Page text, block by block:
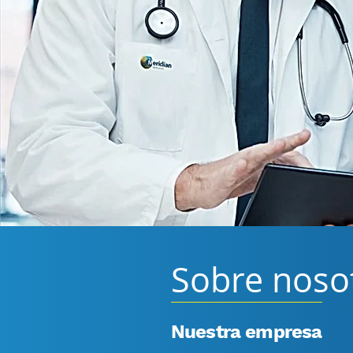
Sobre
Nuestra empresa